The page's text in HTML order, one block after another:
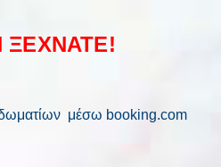
ΞΕΧΝΑΤΕ!
δωματίων μέσω booking.com